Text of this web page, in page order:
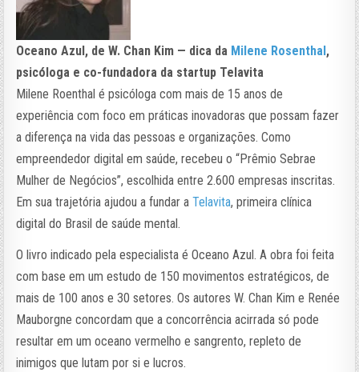
Oceano Azul, de W. Chan Kim — dica da Milene Rosenthal,
psicóloga e co-fundadora da startup Telavita
Milene Roenthal é psicóloga com mais de 15 anos de
experiência com foco em práticas inovadoras que possam fazer
a diferença na vida das pessoas e organizações. Como
empreendedor digital em saúde, recebeu o “Prêmio Sebrae
Mulher de Negócios”, escolhida entre 2.600 empresas inscritas.
Em sua trajetória ajudou a fundar aTelavita, primeira clínica
digital do Brasil de saúde mental.
O livro indicado pela especialista é Oceano Azul. A obra foi feita
com base em um estudo de 150 movimentos estratégicos, de
mais de 100 anos e 30 setores. Os autores W. Chan Kim e Renée
Mauborgne concordam que a concorrência acirrada só pode
resultar em um oceano vermelho e sangrento, repleto de
inimigos que lutam por si e lucros.